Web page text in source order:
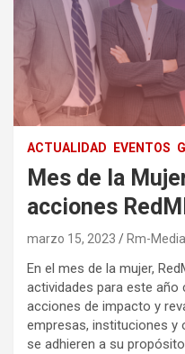
ACTUALIDAD EVENTOS
Mes de la
acciones
marzo 15, 2023 Rm-Media
En el mes de la mujer,
actividades para este año
acciones de impacto y
empresas, instituciones y
se adhieren a su